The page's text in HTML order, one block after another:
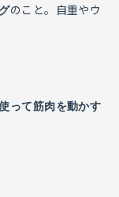
のこと。自重やウ
って筋肉を動かす